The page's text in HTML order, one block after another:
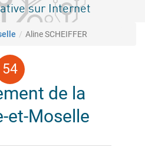
sur Internet
Aline SCHEIFFER
de la
et-Moselle